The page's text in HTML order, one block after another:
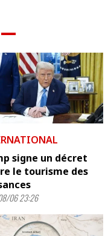
signe un décret
le tourisme des
06 23:26